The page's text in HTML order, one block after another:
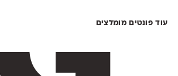
עוד פונטים מומלצים